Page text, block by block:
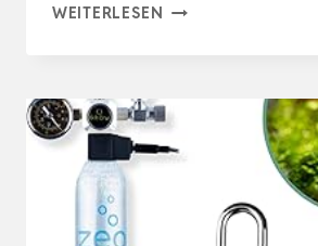
WEITERLESEN TUNZE
DRUCKMINDERER
DOPPELKAMMER
GASDRUCKREGLER